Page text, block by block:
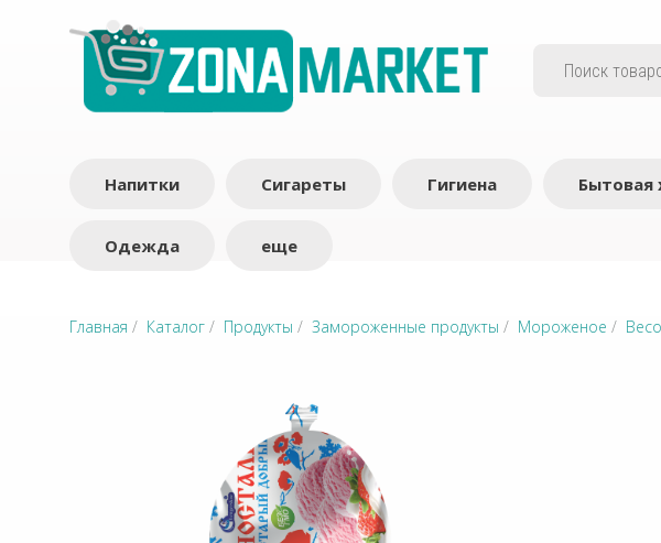
Напитки Сигареты Гигиена Бытовая
Одежда еще
Главная / Каталог / Продукты / Замороженные продукты / Мороженое /